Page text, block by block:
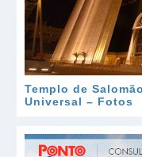
Templo de
Universal – Fotos